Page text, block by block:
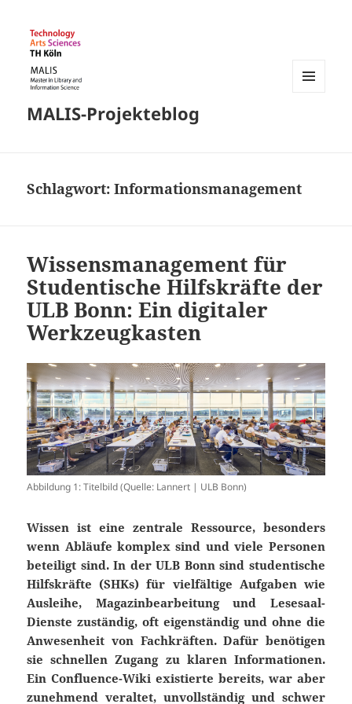
MALIS-Projekteblog
Schlagwort:Informationsmanagement
Wissensmanagement für
Studentische Hilfskräfte der
ULB Bonn: Ein digitaler
Werkzeugkasten
Abbildung 1: Titelbild (Quelle: Lannert | ULB Bonn)
Wissen ist eine zentrale Ressource, besonders
wenn Abläufe komplex sind und viele Personen
beteiligt sind. In der ULB Bonn sind studentische
Hilfskräfte (SHKs) für vielfältige Aufgaben wie
Ausleihe, Magazinbearbeitung und Lesesaal-
Dienste zuständig, oft eigenständig und ohne die
Anwesenheit von Fachkräften. Dafür benötigen
sie schnellen Zugang zu klaren Informationen.
Ein Confluence-Wiki existierte bereits, war aber
zunehmend veraltet, unvollständig und schwer